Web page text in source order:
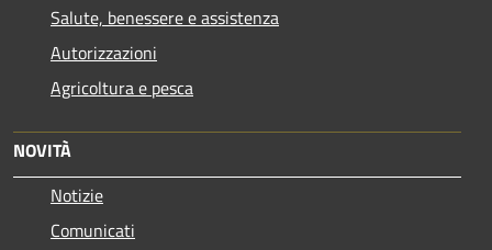
Salute, benessere e assistenza
Autorizzazioni
Agricoltura e pesca
NOVITÀ
Notizie
Comunicati